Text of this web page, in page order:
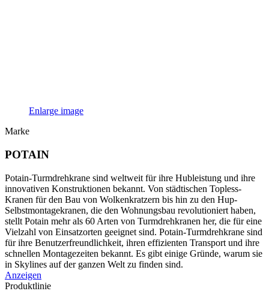
Enlarge image
Marke
POTAIN
Potain-Turmdrehkrane sind weltweit für ihre Hubleistung und ihre
innovativen Konstruktionen bekannt. Von städtischen Topless-
Kranen für den Bau von Wolkenkratzern bis hin zu den Hup-
Selbstmontagekranen, die den Wohnungsbau revolutioniert haben,
stellt Potain mehr als 60 Arten von Turmdrehkranen her, die für eine
Vielzahl von Einsatzorten geeignet sind. Potain-Turmdrehkrane sind
für ihre Benutzerfreundlichkeit, ihren effizienten Transport und ihre
schnellen Montagezeiten bekannt. Es gibt einige Gründe, warum sie
in Skylines auf der ganzen Welt zu finden sind.
Anzeigen
Produktlinie